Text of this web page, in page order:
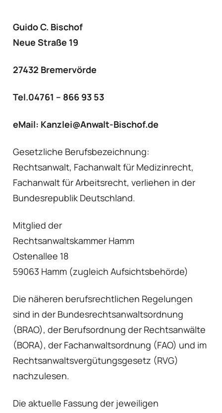
Guido C. Bischof
Neue Straße 19
27432 Bremervörde
Tel.04761 – 866 93 53
eMail: Kanzlei@Anwalt-Bischof.de
Gesetzliche Berufsbezeichnung:
Rechtsanwalt, Fachanwalt für Medizinrecht,
Fachanwalt für Arbeitsrecht, verliehen in der
Bundesrepublik Deutschland.
Mitglied der
Rechtsanwaltskammer Hamm
Ostenallee 18
59063 Hamm (zugleich Aufsichtsbehörde)
Die näheren berufsrechtlichen Regelungen
sind in der Bundesrechtsanwaltsordnung
(BRAO), der Berufsordnung der Rechtsanwälte
(BORA), der Fachanwaltsordnung (FAO) und im
Rechtsanwaltsvergütungsgesetz (RVG)
nachzulesen.
Die aktuelle Fassung der jeweiligen